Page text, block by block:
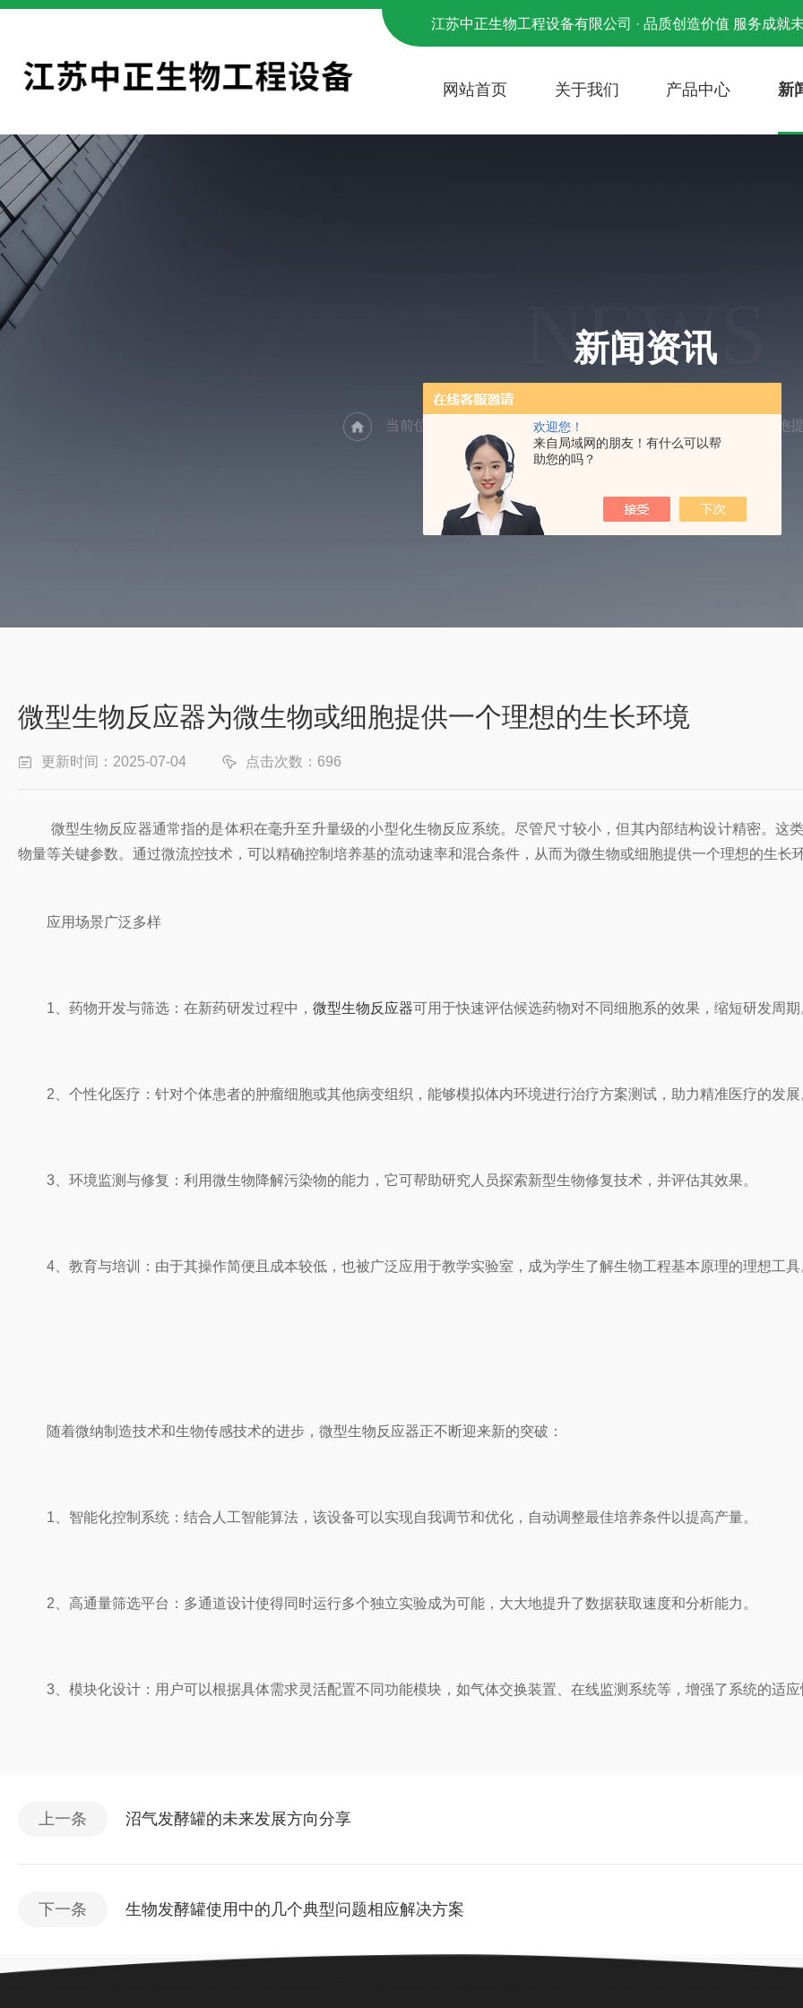
欢迎您！
来自局域网的朋友！有什么可以帮
助您的吗？
江苏中正生物工程设备有限公司 · 品质创造价值 服务成就
网站首页 关于我们 产品中心 新
NEWS
新闻资讯
当前位置： 新闻资讯 微型生物反应器为微生物或细胞
微型生物反应器为微生物或细胞提供一个理想的生长环境
更新时间：2025-07-04 点击次数：696
微型生物反应器通常指的是体积在毫升至升量级的小型化生物反应系统。尽管尺寸较小，但其内部结构设计精密。这
物量等关键参数。通过微流控技术，可以精确控制培养基的流动速率和混合条件，从而为微生物或细胞提供一个理想的生长
应用场景广泛多样
1、药物开发与筛选：在新药研发过程中， 微型生物反应器可用于快速评估候选药物对不同细胞系的效果，缩短研发周期
2、个性化医疗：针对个体患者的肿瘤细胞或其他病变组织，能够模拟体内环境进行治疗方案测试，助力精准医疗的发展
3、环境监测与修复：利用微生物降解污染物的能力，它可帮助研究人员探索新型生物修复技术，并评估其效果。
4、教育与培训：由于其操作简便且成本较低，也被广泛应用于教学实验室，成为学生了解生物工程基本原理的理想工具
随着微纳制造技术和生物传感技术的进步，微型生物反应器正不断迎来新的突破：
1、智能化控制系统：结合人工智能算法，该设备可以实现自我调节和优化，自动调整最佳培养条件以提高产量。
2、高通量筛选平台：多通道设计使得同时运行多个独立实验成为可能，大大地提升了数据获取速度和分析能力。
3、模块化设计：用户可以根据具体需求灵活配置不同功能模块，如气体交换装置、在线监测系统等，增强了系统的适应
上一条 沼气发酵罐的未来发展方向分享
下一条 生物发酵罐使用中的几个典型问题相应解决方案